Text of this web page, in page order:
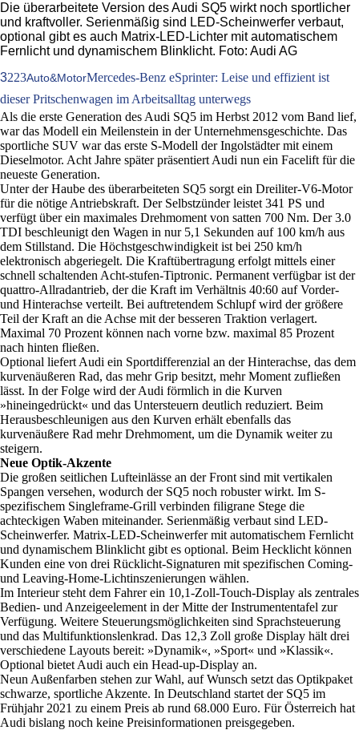
Die überarbeitete Version des Audi SQ5 wirkt noch sportlicher
und kraftvoller. Serienmäßig sind LED-Scheinwerfer verbaut,
optional gibt es auch Matrix-LED-Lichter mit automatischem
Fernlicht und dynamischem Blinklicht. Foto: Audi AG
3223Auto&MotorMercedes-Benz eSprinter: Leise und effizient ist
dieser Pritschenwagen im Arbeitsalltag unterwegs
Als die erste Generation des Audi SQ5 im Herbst 2012 vom Band lief,
war das Modell ein Meilenstein in der Unternehmensgeschichte. Das
sportliche SUV war das erste S-Modell der Ingolstädter mit einem
Dieselmotor. Acht Jahre später präsentiert Audi nun ein Facelift für die
neueste Generation.
Unter der Haube des überarbeiteten SQ5 sorgt ein Dreiliter-V6-Motor
für die nötige Antriebskraft. Der Selbstzünder leistet 341 PS und
verfügt über ein maximales Drehmoment von satten 700 Nm. Der 3.0
TDI beschleunigt den Wagen in nur 5,1 Sekunden auf 100 km/h aus
dem Stillstand. Die Höchstgeschwindigkeit ist bei 250 km/h
elektronisch abgeriegelt. Die Kraftübertragung erfolgt mittels einer
schnell schaltenden Acht-stufen-Tiptronic. Permanent verfügbar ist der
quattro-Allradantrieb, der die Kraft im Verhältnis 40:60 auf Vorder-
und Hinterachse verteilt. Bei auftretendem Schlupf wird der größere
Teil der Kraft an die Achse mit der besseren Traktion verlagert.
Maximal 70 Prozent können nach vorne bzw. maximal 85 Prozent
nach hinten fließen.
Optional liefert Audi ein Sportdifferenzial an der Hinterachse, das dem
kurvenäußeren Rad, das mehr Grip besitzt, mehr Moment zufließen
lässt. In der Folge wird der Audi förmlich in die Kurven
»hineingedrückt« und das Untersteuern deutlich reduziert. Beim
Herausbeschleunigen aus den Kurven erhält ebenfalls das
kurvenäußere Rad mehr Drehmoment, um die Dynamik weiter zu
steigern.
Neue Optik-Akzente
Die großen seitlichen Lufteinlässe an der Front sind mit vertikalen
Spangen versehen, wodurch der SQ5 noch robuster wirkt. Im S-
spezifischem Singleframe-Grill verbinden filigrane Stege die
achteckigen Waben miteinander. Serienmäßig verbaut sind LED-
Scheinwerfer. Matrix-LED-Scheinwerfer mit automatischem Fernlicht
und dynamischem Blinklicht gibt es optional. Beim Hecklicht können
Kunden eine von drei Rücklicht-Signaturen mit spezifischen Coming-
und Leaving-Home-Lichtinszenierungen wählen.
Im Interieur steht dem Fahrer ein 10,1-Zoll-Touch-Display als zentrales
Bedien- und Anzeigeelement in der Mitte der Instrumententafel zur
Verfügung. Weitere Steuerungsmöglichkeiten sind Sprachsteuerung
und das Multifunktionslenkrad. Das 12,3 Zoll große Display hält drei
verschiedene Layouts bereit: »Dynamik«, »Sport« und »Klassik«.
Optional bietet Audi auch ein Head-up-Display an.
Neun Außenfarben stehen zur Wahl, auf Wunsch setzt das Optikpaket
schwarze, sportliche Akzente. In Deutschland startet der SQ5 im
Frühjahr 2021 zu einem Preis ab rund 68.000 Euro. Für Österreich hat
Audi bislang noch keine Preisinformationen preisgegeben.